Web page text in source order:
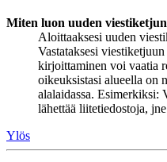
Miten luon uuden
Aloittaaksesi uuden
Vastataksesi
kirjoittaminen voi vaatia
oikeuksistasi alueella on
alalaidassa. Esimerkiksi:
lähettää liitetiedostoja,
Ylös